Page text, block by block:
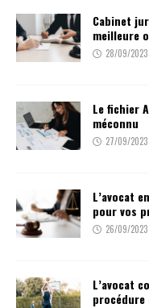
Cabinet
meilleure
28/09/2023
Le fichier
méconnu
27/09/2023
L’avocat
pour vos
26/09/2023
L’avocat
procédure